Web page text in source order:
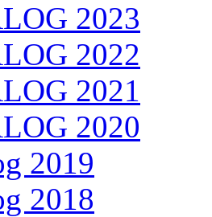
2023
2022
2021
2020
2019
2018